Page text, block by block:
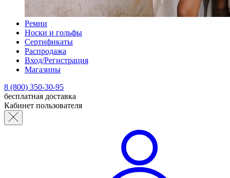
Ремни
Носки и гольфы
Сертификаты
Распродажа
Вход/Регистрация
Магазины
8 (800) 350-30-95
бесплатная доставка
Кабинет пользователя